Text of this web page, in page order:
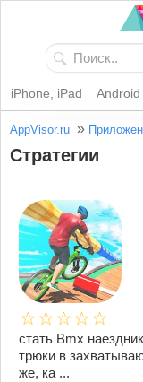
iPhone, iPad Android
AppVisor.ru »
Стратегии
стать Bmx
трюки в
же, ка ...